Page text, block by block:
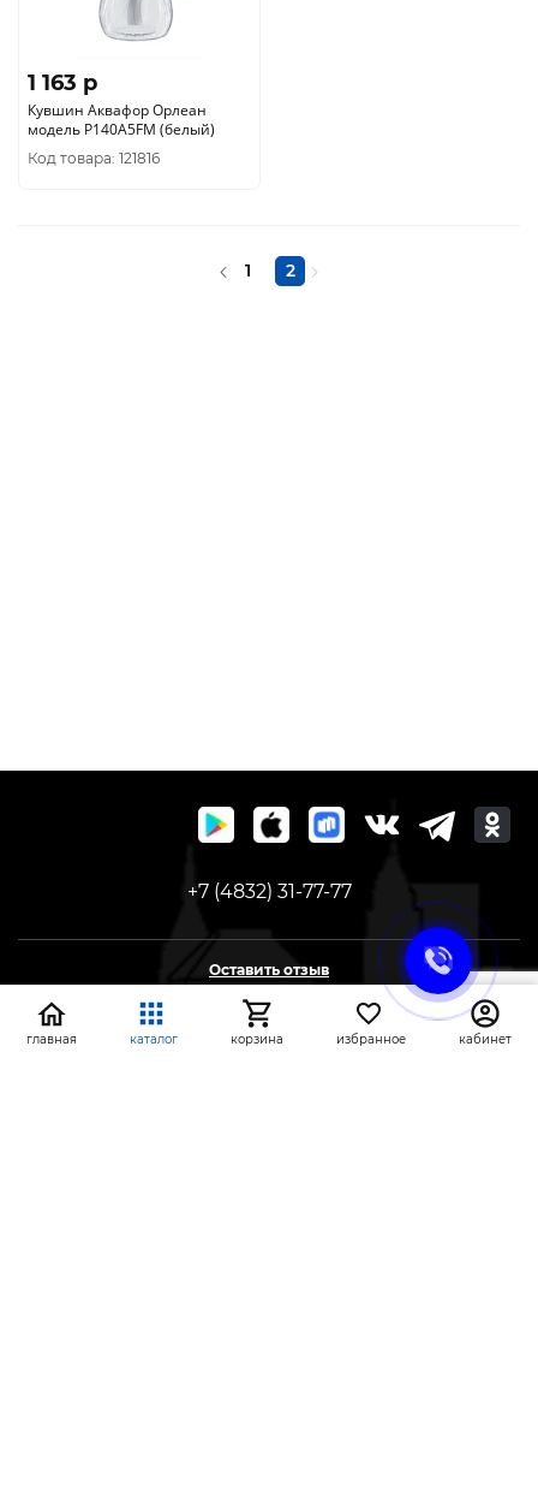
1 163 p
Кувшин Аквафор Орлеан
модель Р140A5FM (белый)
Код товара: 121816
1 2
+7 (4832) 31-77-77
Оставить отзыв
Предложение
главная каталог корзина избранное кабинет